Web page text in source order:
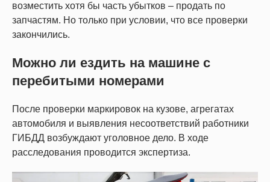
возместить хотя бы часть убытков – продать по
запчастям. Но только при условии, что все проверки
закончились.
Можно ли ездить на машине с
перебитыми номерами
После проверки маркировок на кузове, агрегатах
автомобиля и выявления несоответствий работники
ГИБДД возбуждают уголовное дело. В ходе
расследования проводится экспертиза.